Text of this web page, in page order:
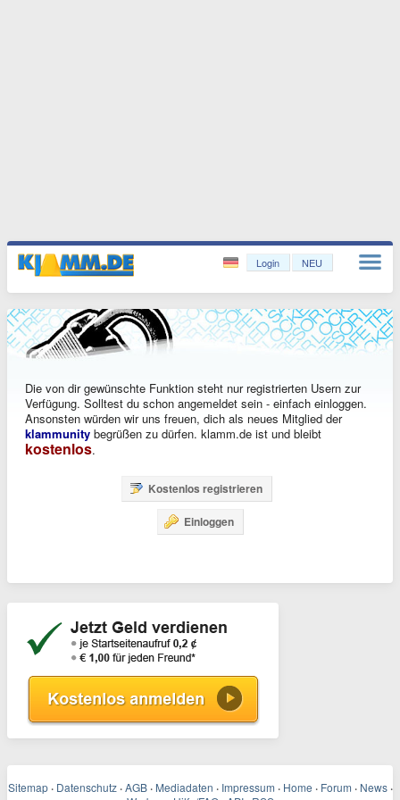
Login NEU
Die von dir gewünschte Funktion steht nur registrierten Usern zur
Verfügung. Solltest du schon angemeldet sein - einfach einloggen.
Ansonsten würden wir uns freuen, dich als neues Mitglied der
klammunity begrüßen zu dürfen. klamm.de ist und bleibt
kostenlos.
Kostenlos registrieren
Einloggen
Sitemap · Datenschutz · AGB · Mediadaten · Impressum · Home · Forum · News ·